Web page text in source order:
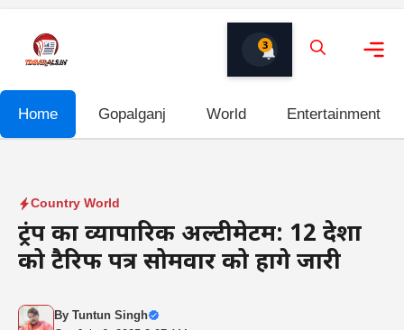
content
3
Home Gopalganj World Entertainment
Country World
ट्रंप का व्यापारिक अल्टीमेटम: 12 देशों
को टैरिफ पत्र सोमवार को होंगे जारी
By Tuntun Singh